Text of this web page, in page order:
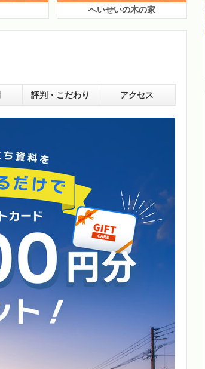
へいせいの木の家
評判・こだわり アクセス